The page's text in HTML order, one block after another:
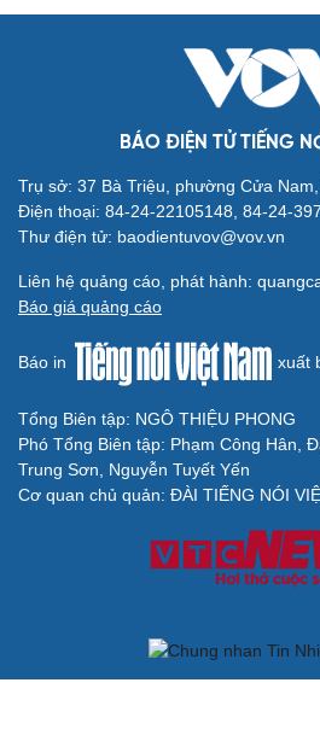
BÁO ĐIỆN TỬ TIẾNG
Trụ sở: 37 Bà Triệu, phường Cửa
Điện thoại: 84-24-22105148, 84-24-
Thư điện tử: baodientuvov@vov.vn
Liên hệ quảng cáo, phát hành:
Báo giá quảng cáo
Báo in xuất
Tổng Biên tập: NGÔ THIỆU PHONG
Phó Tổng Biên tập: Phạm Công Hân,
Trung Sơn, Nguyễn Tuyết Yến
Cơ quan chủ quản: ĐÀI TIẾNG NÓI